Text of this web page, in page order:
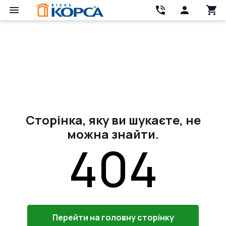
Сторінка, яку ви шукаєте, не
можна знайти.
404
Перейти на головну сторінку